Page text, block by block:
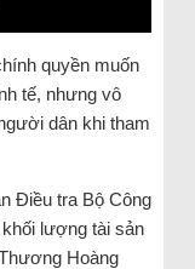
quyền muốn
tế, nhưng vô
dân khi tham
Điều tra Bộ Công
lượng tài sản
Hoàng